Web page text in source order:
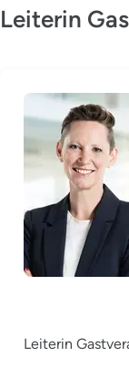
Leiterin
Leiterin